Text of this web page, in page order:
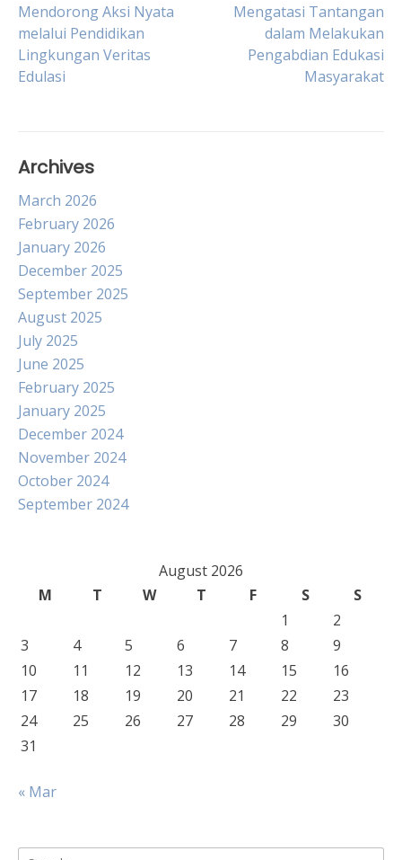
Post
navigation
Mendorong Aksi Nyata
melalui Pendidikan
Lingkungan Veritas
Edulasi
Mengatasi Tantangan
dalam Melakukan
Pengabdian Edukasi
Masyarakat
Archives
March 2026
February 2026
January 2026
December 2025
September 2025
August 2025
July 2025
June 2025
February 2025
January 2025
December 2024
November 2024
October 2024
September 2024
August 2026
M
T W T F S
S
1
2
3
4 5 6 7 8
9
10
11 12 13 14 15
16
17
18 19 20 21 22
23
24
25 26 27 28 29
30
31
« Mar